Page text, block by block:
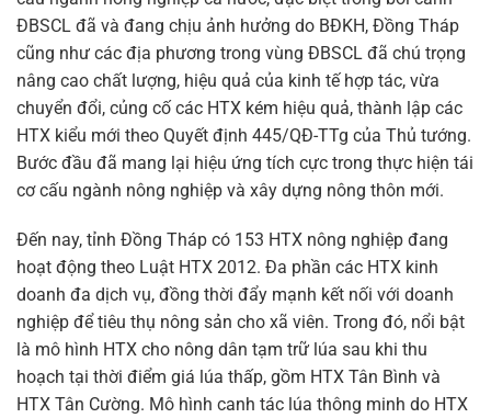
ĐBSCL đã và đang chịu ảnh hưởng do BĐKH, Đồng Tháp
cũng như các địa phương trong vùng ĐBSCL đã chú trọng
nâng cao chất lượng, hiệu quả của kinh tế hợp tác, vừa
chuyển đổi, củng cố các HTX kém hiệu quả, thành lập các
HTX kiểu mới theo Quyết định 445/QĐ-TTg của Thủ tướng.
Bước đầu đã mang lại hiệu ứng tích cực trong thực hiện tái
cơ cấu ngành nông nghiệp và xây dựng nông thôn mới.
Đến nay, tỉnh Đồng Tháp có 153 HTX nông nghiệp đang
hoạt động theo Luật HTX 2012. Đa phần các HTX kinh
doanh đa dịch vụ, đồng thời đẩy mạnh kết nối với doanh
nghiệp để tiêu thụ nông sản cho xã viên. Trong đó, nổi bật
là mô hình HTX cho nông dân tạm trữ lúa sau khi thu
hoạch tại thời điểm giá lúa thấp, gồm HTX Tân Bình và
HTX Tân Cường. Mô hình canh tác lúa thông minh do HTX